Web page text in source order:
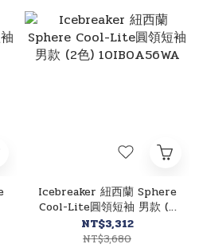
Icebreaker 紐西蘭 Sphere
Cool-Lite圓領短袖 男款 (2
色) 10IB0A56WA
NT$3,312
NT$3,680